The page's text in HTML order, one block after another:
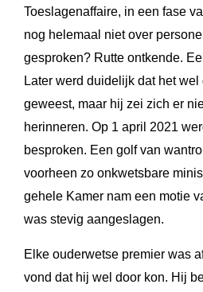
Toeslagenaffaire, in een fase
nog helemaal niet over
gesproken? Rutte ontkende.
Later werd duidelijk dat het
geweest, maar hij zei zich er
herinneren. Op 1 april 2021
besproken. Een golf van
voorheen zo onkwetsbare
gehele Kamer nam een motie
was stevig aangeslagen.
Elke ouderwetse premier was
vond dat hij wel door kon. Hij